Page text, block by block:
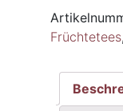
Früchtetees,